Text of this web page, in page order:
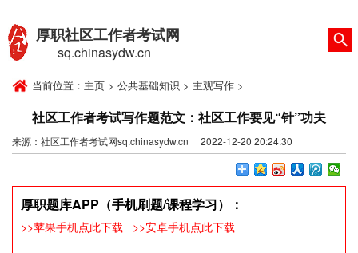
厚职社区工作者考试网
sq.chinasydw.cn
当前位置： 主页 > 公共基础知识 > 主观写作 >
社区工作者考试写作题范文：社区工作要见“针”功夫
来源：社区工作者考试网sq.chinasydw.cn 2022-12-20 20:24:30
厚职题库APP（手机刷题/课程学习）：
>>苹果手机点此下载 >>安卓手机点此下载